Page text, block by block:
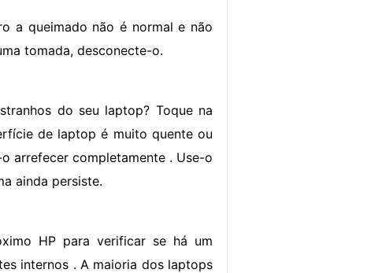
a queimado não é normal e não
tomada, desconecte-o.
do seu laptop? Toque na
de laptop é muito quente ou
arrefecer completamente . Use-o
ainda persiste.
HP para verificar se há um
internos . A maioria dos laptops